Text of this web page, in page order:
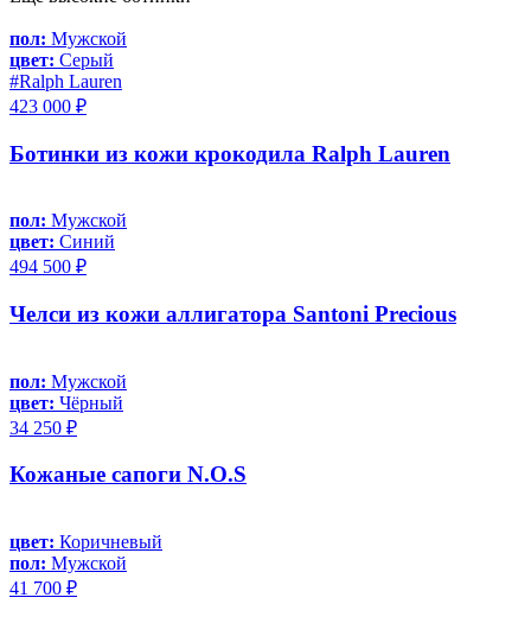
пол: Мужской
цвет: Серый
#Ralph Lauren
423 000 ₽
Ботинки из кожи крокодила Ralph Lauren
пол: Мужской
цвет: Синий
494 500 ₽
Челси из кожи аллигатора Santoni Precious
пол: Мужской
цвет: Чёрный
34 250 ₽
Кожаные сапоги N.O.S
цвет: Коричневый
пол: Мужской
41 700 ₽